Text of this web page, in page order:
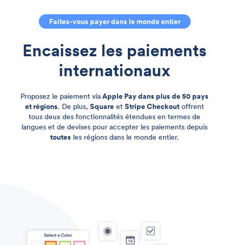
Faites-vous payer dans le monde entier
Encaissez les paiements
internationaux
Proposez le paiement viaApple Pay dans plus de 50 pays
et régions. De plus, Square et Stripe Checkout offrent
tous deux des fonctionnalités étendues en termes de
langues et de devises pour accepter les paiements depuis
toutes les régions dans le monde entier.